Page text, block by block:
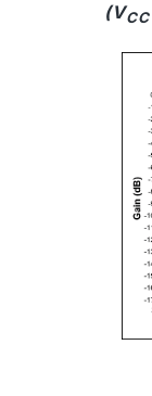
(VCC